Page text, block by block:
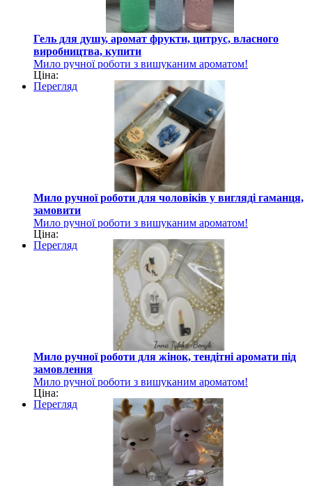
Гель для душу, аромат фрукти, цитрус, власного
виробництва, купити
Мило ручної роботи з вишуканим ароматом!
Ціна:
Перегляд
Мило ручної роботи для чоловіків у вигляді гаманця,
замовити
Мило ручної роботи з вишуканим ароматом!
Ціна:
Перегляд
Мило ручної роботи для жінок, тендітні аромати під
замовлення
Мило ручної роботи з вишуканим ароматом!
Ціна:
Перегляд